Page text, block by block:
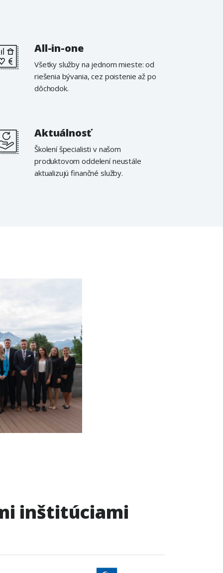
All-in-one
Všetky služby na jednom mieste: od
riešenia bývania, cez poistenie až po
dôchodok.
Aktuálnosť
Školení špecialisti v našom
produktovom oddelení neustále
aktualizujú finančné služby.
inštitúciami